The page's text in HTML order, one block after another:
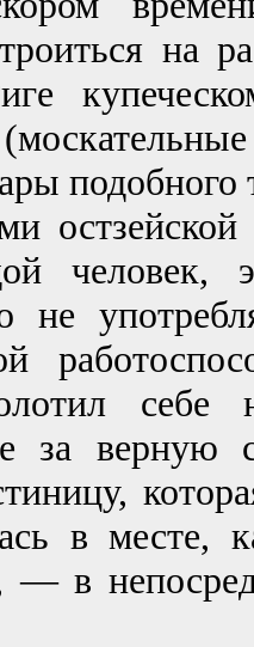
на
подобного
человек,
не
себе
за верную
в месте,
— в